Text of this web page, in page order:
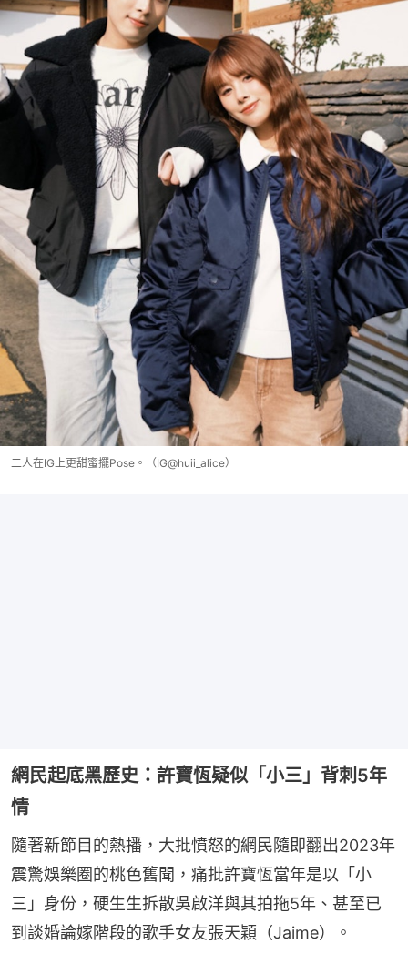
二人在IG上更甜蜜擺Pose。（IG@huii_alice）
網民起底黑歷史：許寶恆疑似「小三」背刺5年
情
隨著新節目的熱播，大批憤怒的網民隨即翻出2023年
震驚娛樂圈的桃色舊聞，痛批許寶恆當年是以「小
三」身份，硬生生拆散吳啟洋與其拍拖5年、甚至已
到談婚論嫁階段的歌手女友張天穎（Jaime）。